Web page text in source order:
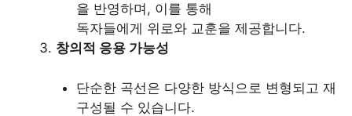
을 반영하며, 이를 통해
독자들에게 위로와 교훈을 제공합니다.
창의적 응용 가능성
단순한 곡선은 다양한 방식으로 변형되고 재
구성될 수 있습니다.